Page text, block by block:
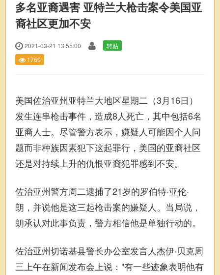
多名亚裔遇害 亚特兰大枪击案令美国亚
裔社区更加不安
2021-03-21 13:55:00
转贴
1760
美国佐治亚州亚特兰大地区星期二（3月16日）
发生连串枪击事件，造成8人死亡，其中包括6名
亚裔人士。尽管警方表示，嫌疑人可能因个人问
题而非种族因素犯下这起罪行，美国的亚裔社区
还是对持续上升的仇恨亚裔犯罪感到不安。
佐治亚州警方周二逮捕了21岁的罗伯特·亚伦·
朗，并说他是这三起枪击案的嫌疑人。当局说，
朗承认对此事负责，警方相信他是单独行动的。
佐治亚州切诺基县警长办公室发言人杰伊·贝克周
三上午在新闻发布会上说："有一些迹象表明他有